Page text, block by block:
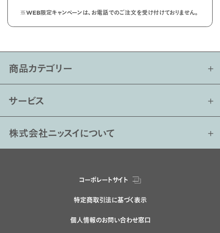
※WEB限定キャンペーンは、お電話でのご注文を受け付けておりません。
商品カテゴリー
サービス
株式会社ニッスイについて
コーポレートサイト
特定商取引法に基づく表示
個人情報のお問い合わせ窓口